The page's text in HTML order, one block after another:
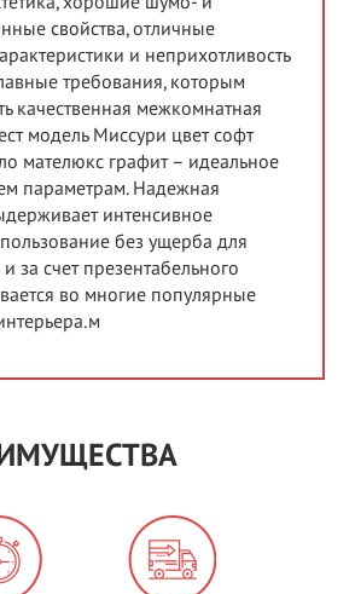
свойства, отличные
и неприхотливость
требования, которым
качественная межкомнатная
модель Миссури цвет софт
мателюкс графит – идеальное
параметрам. Надежная
интенсивное
без ущерба для
за счет презентабельного
во многие популярные